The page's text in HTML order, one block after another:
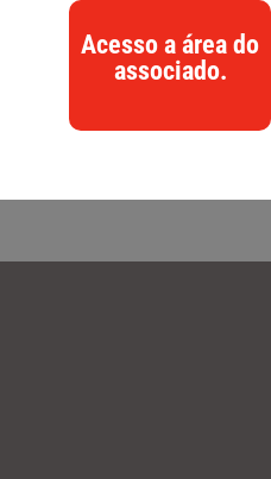
Acesso a área do
associado.